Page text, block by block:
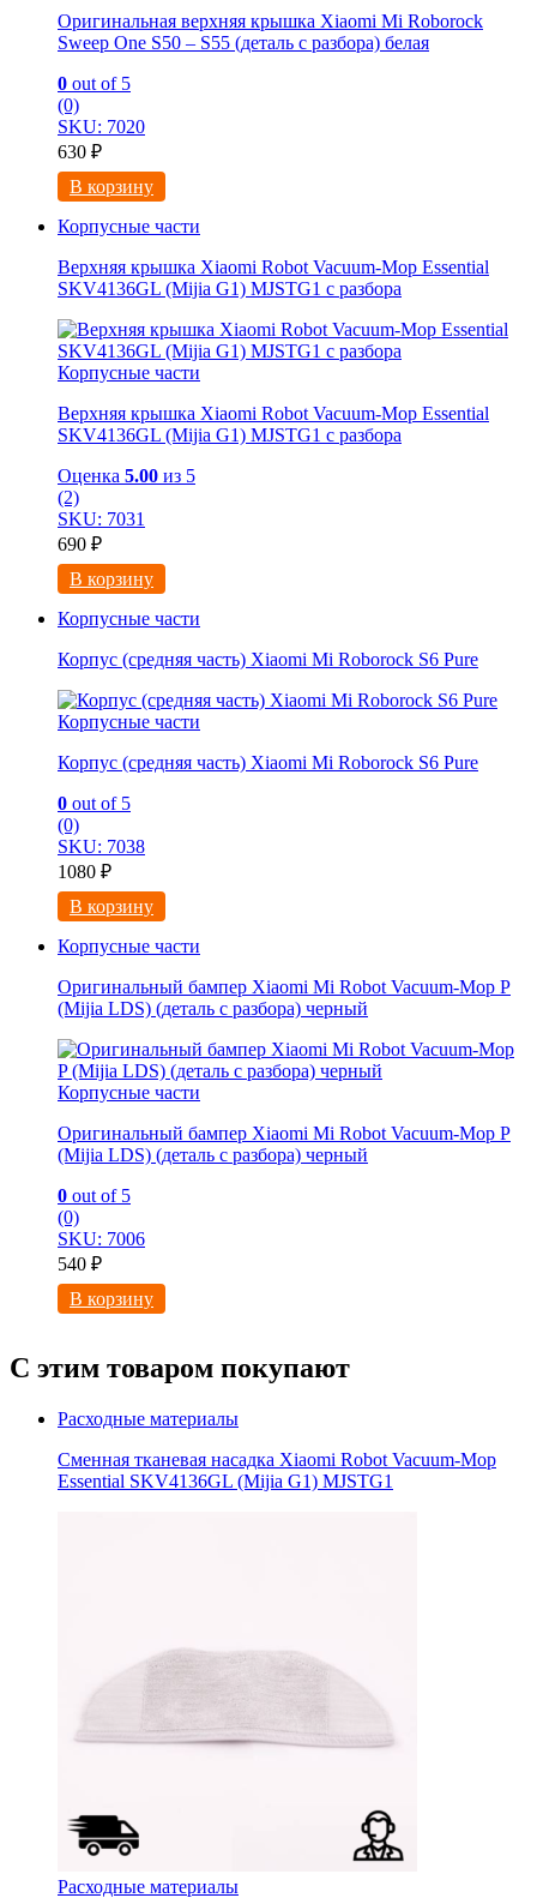
Оригинальная верхняя крышка Xiaomi Mi Roborock
Sweep One S50 – S55 (деталь с разбора) белая
0 out of 5
(0)
SKU: 7020
630 ₽
В корзину
Корпусные части
Верхняя крышка Xiaomi Robot Vacuum-Mop Essential
SKV4136GL (Mijia G1) MJSTG1 с разбора
Корпусные части
Верхняя крышка Xiaomi Robot Vacuum-Mop Essential
SKV4136GL (Mijia G1) MJSTG1 с разбора
Оценка 5.00 из 5
(2)
SKU: 7031
690 ₽
В корзину
Корпусные части
Корпус (средняя часть) Xiaomi Mi Roborock S6 Pure
Корпусные части
Корпус (средняя часть) Xiaomi Mi Roborock S6 Pure
0 out of 5
(0)
SKU: 7038
1080 ₽
В корзину
Корпусные части
Оригинальный бампер Xiaomi Mi Robot Vacuum-Mop P
(Mijia LDS) (деталь с разбора) черный
Корпусные части
Оригинальный бампер Xiaomi Mi Robot Vacuum-Mop P
(Mijia LDS) (деталь с разбора) черный
0 out of 5
(0)
SKU: 7006
540 ₽
В корзину
С этим товаром покупают
Расходные материалы
Сменная тканевая насадка Xiaomi Robot Vacuum-Mop
Essential SKV4136GL (Mijia G1) MJSTG1
Расходные материалы